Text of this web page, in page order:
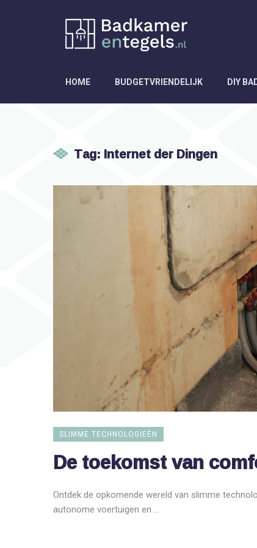
HOME BUDGETVRIENDELIJK DIY
Tag: Internet der Dingen
SLIMME TECHNOLOGIEËN
De toekomst van
Ontdek de opkomende wereld van slimme
autonome voertuigen en ...